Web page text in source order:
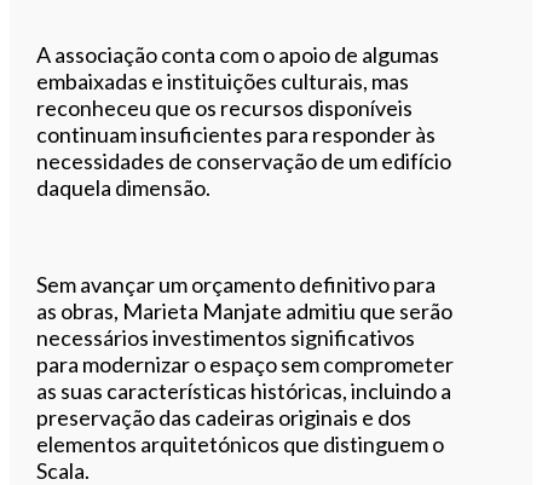
A associação conta com o apoio de algumas
embaixadas e instituições culturais, mas
reconheceu que os recursos disponíveis
continuam insuficientes para responder às
necessidades de conservação de um edifício
daquela dimensão.
Sem avançar um orçamento definitivo para
as obras, Marieta Manjate admitiu que serão
necessários investimentos significativos
para modernizar o espaço sem comprometer
as suas características históricas, incluindo a
preservação das cadeiras originais e dos
elementos arquitetónicos que distinguem o
Scala.